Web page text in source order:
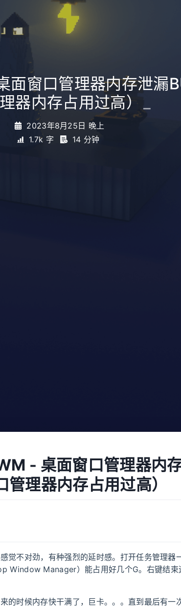
窗口管理器内存泄漏
器内存占用过高）
2023年8月25日 晚上
1.7k 字
14 分钟
- 桌面窗口管理器内
管理器内存占用过高）
觉不对劲，有种强烈的延时感。打开任务管理器
Window Manager）能占用好几个G。右键结束
的时候内存快干满了，巨卡。。。直到最后有一